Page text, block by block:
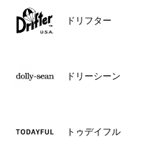
ドリフター
ドリーシーン
トゥデイフル